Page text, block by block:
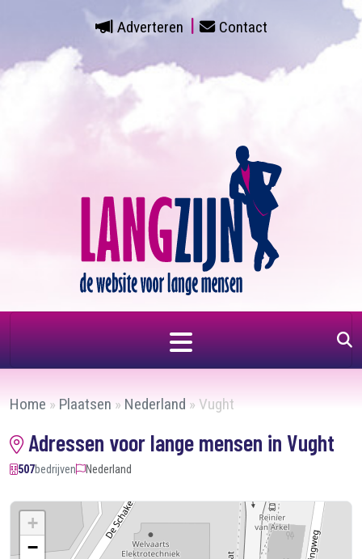
Adverteren Contact
Home » Plaatsen » Nederland » Vught
Adressen voor lange mensen in Vught
507bedrijven Nederland
+
−